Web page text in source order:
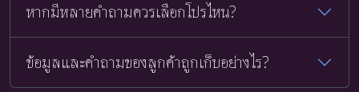
หากมีหลายคำถามควรเลือกโปรไหน?
ข้อมูลและคำถามของลูกค้าถูกเก็บอย่างไร?